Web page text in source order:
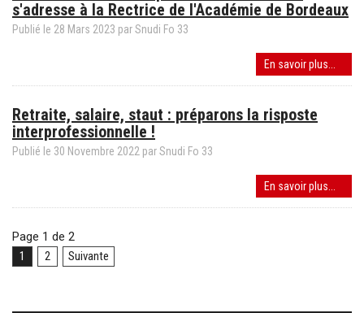
FO)
s'adresse à la Rectrice de l'Académie de Bordeaux
Publié le 28 Mars 2023 parSnudi Fo 33
En savoir plus...
:
Retraite, salaire, staut : préparons la risposte
interprofessionnelle !
Publié le 30 Novembre 2022 parSnudi Fo 33
En savoir plus...
Page 1 de 2
1
2 Suivante